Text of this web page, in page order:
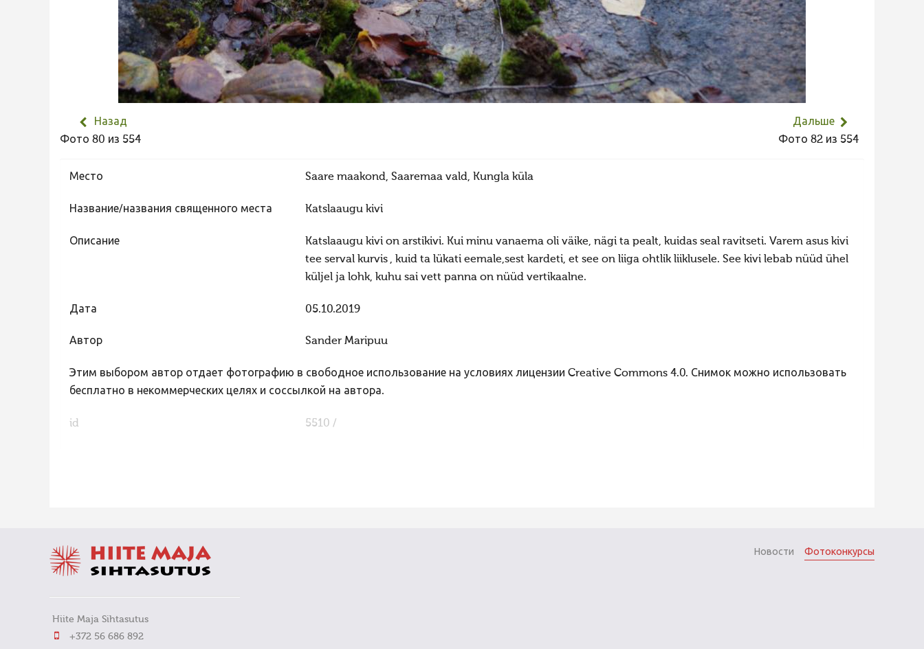
Назад
Фото 80 из 554
Дальше
Фото 82 из 554
Место Saare maakond, Saaremaa vald, Kungla küla
Название/названия священного места Katslaaugu kivi
Описание
Katslaaugu kivi on arstikivi. Kui minu vanaema oli väike, nägi ta pealt, kuidas seal ravitseti. Varem asus kivi
tee serval kurvis , kuid ta lükati eemale,sest kardeti, et see on liiga ohtlik liiklusele. See kivi lebab nüüd ühel
küljel ja lohk, kuhu sai vett panna on nüüd vertikaalne.
Дата 05.10.2019
Автор Sander Maripuu
Этим выбором автор отдает фотографию в свободное использование на условиях лицензии Creative Commons 4.0. Снимок можно использовать
бесплатно в некоммерческих целях и соссылкой на автора.
id 5510 /
Hiite Maja Sihtasutus
+372 56 686 892
Новости Фотоконкурсы